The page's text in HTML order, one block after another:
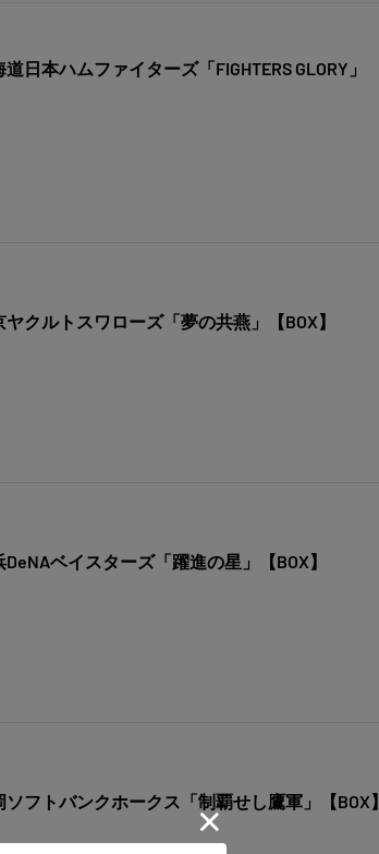
日本ハムファイターズ「FIGHTERS GLORY」
クルトスワローズ「夢の共燕」【BOX】
ベイスターズ「躍進の星」【BOX】
フトバンクホークス「制覇せし鷹軍」【BOX】